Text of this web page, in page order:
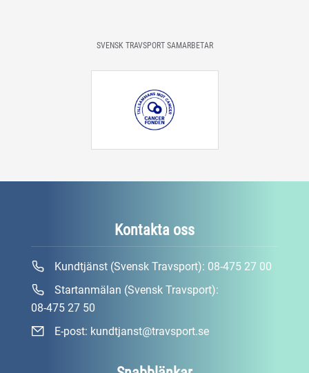
SVENSK TRAVSPORT SAMARBETAR
Kontakta oss
Kundtjänst (Svensk Travsport): 08-475 27 00
Startanmälan (Svensk Travsport):
08-475 27 50
E-post: kundtjanst@travsport.se